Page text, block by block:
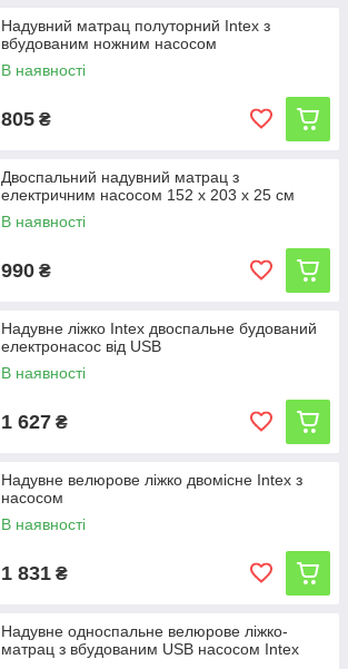
Надувний матрац полуторний Intex з
вбудованим ножним насосом
В наявності
805 ₴
Двоспальний надувний матрац з
електричним насосом 152 х 203 x 25 см
В наявності
990 ₴
Надувне ліжко Intex двоспальне будований
електронасос від USB
В наявності
1 627 ₴
Надувне велюрове ліжко двомісне Intex з
насосом
В наявності
1 831 ₴
Надувне односпальне велюрове ліжко-
матрац з вбудованим USB насосом Intex